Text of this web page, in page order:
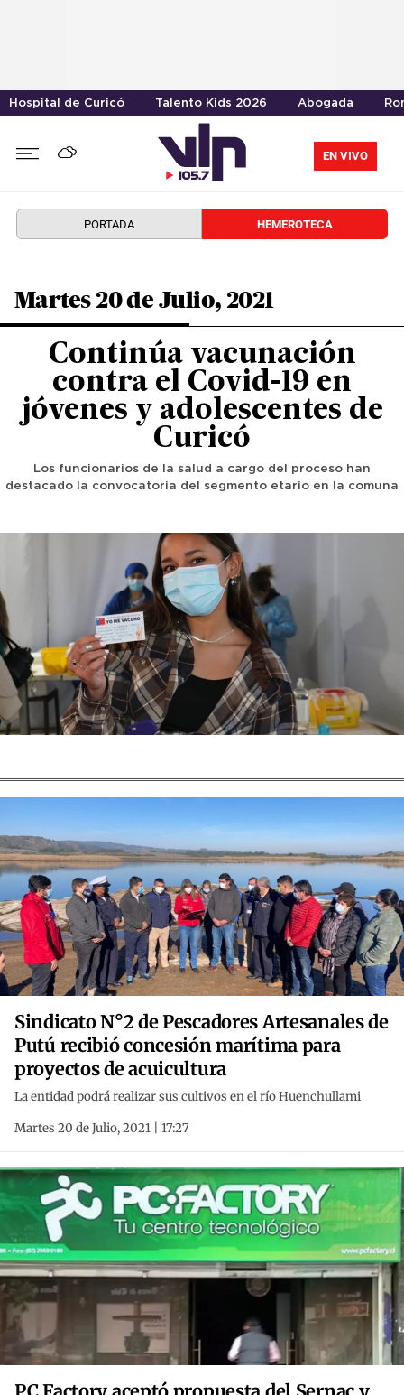
Hospital de Curicó Talento Kids 2026 Abogada
EN VIVO
PORTADA HEMEROTECA
Martes 20 de Julio, 2021
Continúa vacunación
contra el Covid-19 en
jóvenes y adolescentes de
Curicó
Los funcionarios de la salud a cargo del proceso han
destacado la convocatoria del segmento etario en la comuna
Sindicato N°2 de Pescadores Artesanales de
Putú recibió concesión marítima para
proyectos de acuicultura
La entidad podrá realizar sus cultivos en el río Huenchullami
Martes 20 de Julio, 2021 | 17:27